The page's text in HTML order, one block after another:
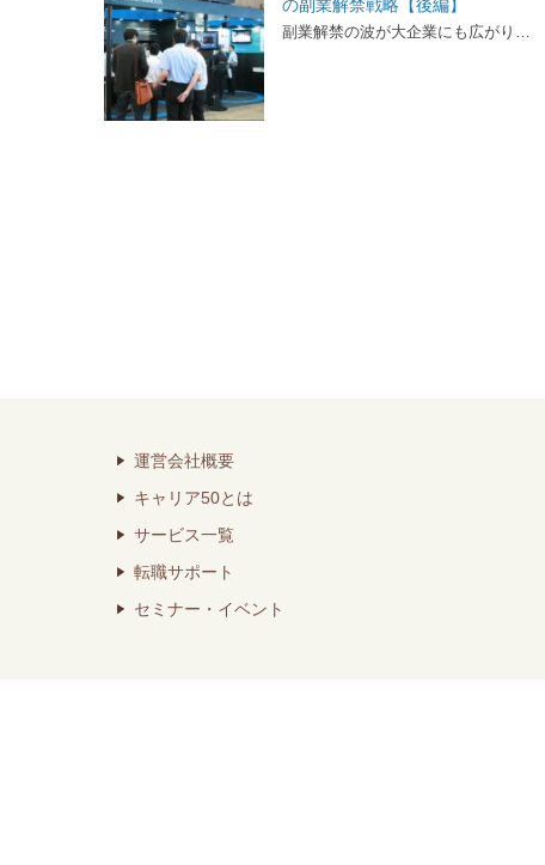
の副業解禁戦略【後編】
副業解禁の波が大企業にも広がり…
運営会社概要
キャリア50とは
サービス一覧
転職サポート
セミナー・イベント